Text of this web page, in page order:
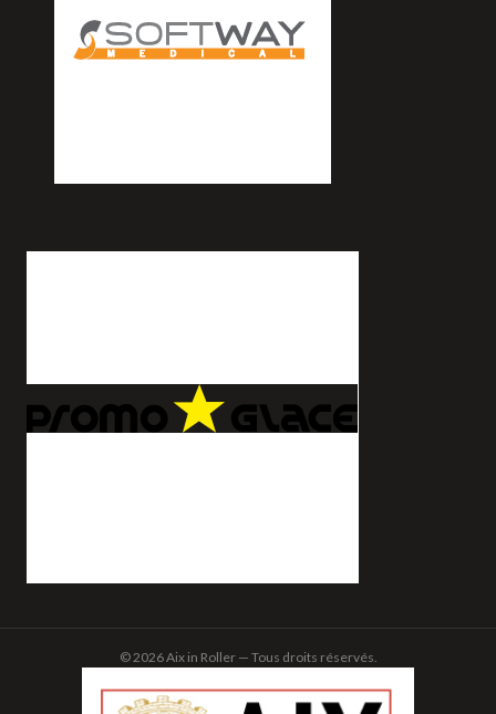
© 2026 Aix in Roller — Tous droits réservés.